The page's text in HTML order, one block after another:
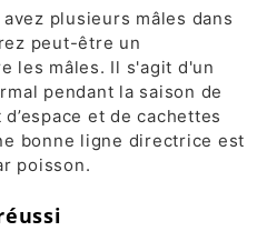
avez plusieurs mâles dans
peut-être un
les mâles. Il s'agit d'un
pendant la saison de
et de cachettes
bonne ligne directrice est
poisson.